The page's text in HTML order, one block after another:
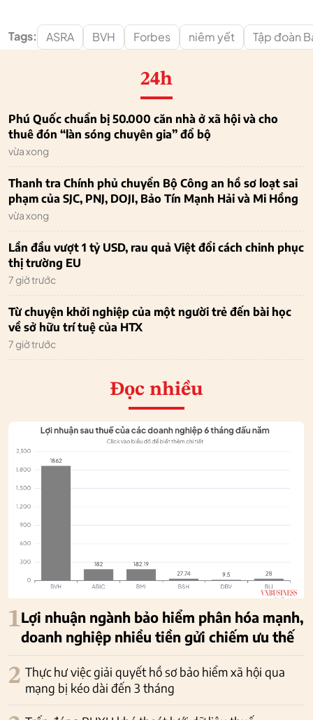
Tags: ASRA BVH Forbes niêm yết Tập đoàn
24h
Phú Quốc chuẩn bị 50.000 căn nhà ở xã hội và cho
thuê đón “làn sóng chuyên gia” đổ bộ
vừa xong
Thanh tra Chính phủ chuyển Bộ Công an hồ sơ loạt sai
phạm của SJC, PNJ, DOJI, Bảo Tín Mạnh Hải và Mi Hồng
vừa xong
Lần đầu vượt 1 tỷ USD, rau quả Việt đổi cách chinh phục
thị trường EU
7 giờ trước
Từ chuyện khởi nghiệp của một người trẻ đến bài học
về sở hữu trí tuệ của HTX
7 giờ trước
Đọc nhiều
1Lợi nhuận ngành bảo hiểm phân hóa mạnh,
doanh nghiệp nhiều tiền gửi chiếm ưu thế
2 Thực hư việc giải quyết hồ sơ bảo hiểm xã hội qua
mạng bị kéo dài đến 3 tháng